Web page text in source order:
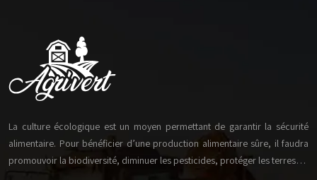
La culture écologique est un moyen permettant de garantir la sécurité
alimentaire. Pour bénéficier d’une production alimentaire sûre, il faudra
promouvoir la biodiversité, diminuer les pesticides, protéger les terres…